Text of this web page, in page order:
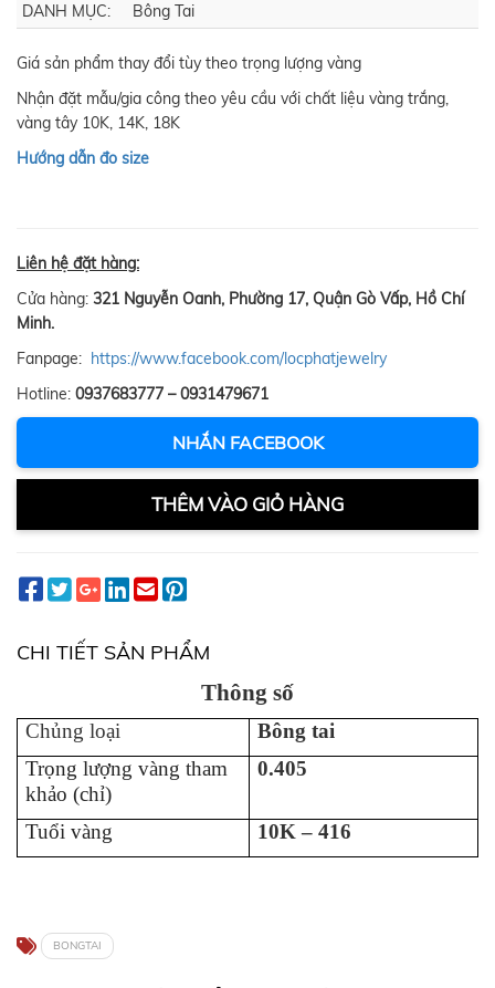
DANH MỤC: Bông Tai
Giá sản phẩm thay đổi tùy theo trọng lượng vàng
Nhận đặt mẫu/gia công theo yêu cầu với chất liệu vàng trắng,
vàng tây 10K, 14K, 18K
Hướng dẫn đo size
Liên hệ đặt hàng:
Cửa hàng: 321 Nguyễn Oanh, Phường 17, Quận Gò Vấp, Hồ Chí
Minh.
Fanpage: https://www.facebook.com/locphatjewelry
Hotline: 0937683777 – 0931479671
NHẮN FACEBOOK
THÊM VÀO GIỎ HÀNG
CHI TIẾT SẢN PHẨM
Thông số
Chủng loại
Bông tai
Trọng lượng vàng tham
khảo (chỉ)
0.405
Tuổi vàng 10K – 416
BONGTAI